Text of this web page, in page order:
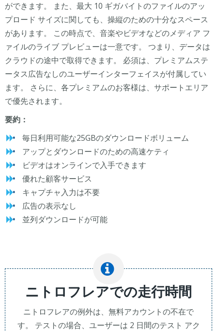
ができます。 また、最大 10 ギガバイトのファイルのアッ
プロード サイズに関しても、操縦のための十分なスペース
があります。 この時点で、音楽やビデオなどのメディア フ
ァイルのライブ プレビューは一意です。 つまり、データは
クラウドの途中で取得できます。 必須は、プレミアムステ
ータス広告なしのユーザーインターフェイスが付属してい
ます。 さらに、各プレミアムのお客様は、サポートエリア
で優先されます。
要約：
毎日利用可能な25GBのダウンロードボリューム
アップとダウンロードのための高速ケティ
ビデオはオンラインで入手できます
優れた顧客サービス
キャプチャ入力は不要
広告の表示なし
並列ダウンロードが可能
ニトロフレアでの走行時間
ニトロフレアの例外は、無料アカウントの不在で
す。 テストの場合、ユーザーは 2 日間のテスト アク